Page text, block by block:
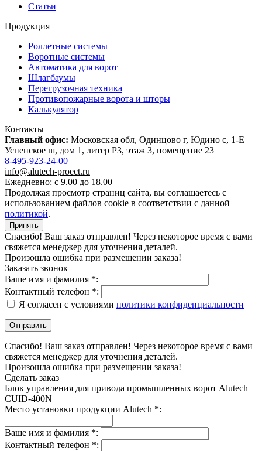
Статьи
Продукция
Роллетные системы
Воротные системы
Автоматика для ворот
Шлагбаумы
Перегрузочная техника
Противопожарные ворота и шторы
Калькулятор
Контакты
Главный офис: Московская обл, Одинцово г, Юдино с, 1-Е
Успенское ш, дом 1, литер Р3, этаж 3, помещение 23
8-495-923-24-00
info@alutech-proect.ru
Ежедневно: с 9.00 до 18.00
Продолжая просмотр страниц сайта, вы соглашаетесь с
использованием файлов cookie в соответствии с данной
политикой.
Принять
Спасибо! Ваш заказ отправлен! Через некоторое время с вами
свяжется менеджер для уточнения деталей.
Произошла ошибка при размещении заказа!
Заказать звонок
Ваше имя и фамилия *:
Контактный телефон *:
Я согласен с условиями политики конфиденциальности
Спасибо! Ваш заказ отправлен! Через некоторое время с вами
свяжется менеджер для уточнения деталей.
Произошла ошибка при размещении заказа!
Сделать заказ
Блок управления для привода промышленных ворот Alutech
CUID-400N
Место установки продукции Alutech *:
Ваше имя и фамилия *:
Контактный телефон *: